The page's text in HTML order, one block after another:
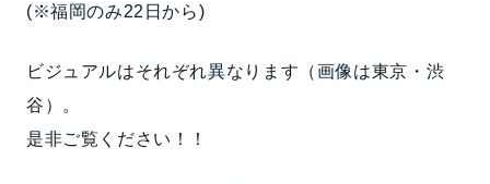
(※福岡のみ22日から)
ビジュアルはそれぞれ異なります（画像は東京・渋
谷）。
是非ご覧ください！！